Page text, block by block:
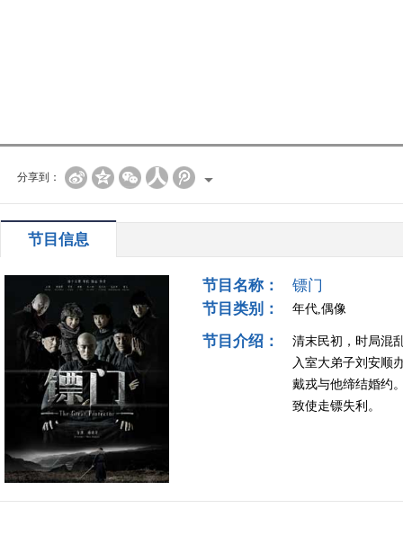
分享到：
节目信息
节目名称：
镖门
节目类别：
年代,偶像
节目介绍：
清末民初，时局混
入室大弟子刘安顺
戴戎与他缔结婚约
致使走镖失利。